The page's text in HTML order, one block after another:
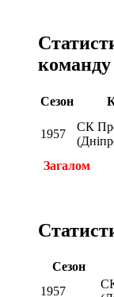
команду
Сезон
1957
СК
Загалом
Сезон
1957